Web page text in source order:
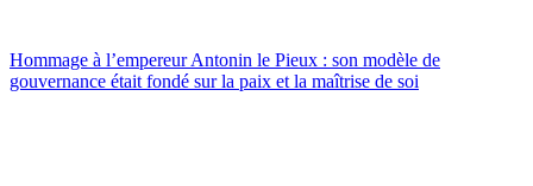
Hommage à l’empereur Antonin le Pieux : son modèle de
gouvernance était fondé sur la paix et la maîtrise de soi